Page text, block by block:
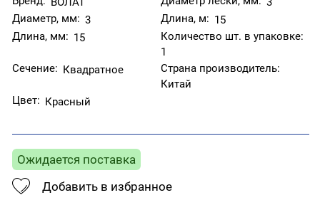
Диаметр, мм: 3 Длина, м: 15
Длина, мм: 15
Количество шт. в упаковке:
1
Сечение: Квадратное
Страна производитель:
Китай
Цвет: Красный
Ожидается поставка
Добавить в избранное